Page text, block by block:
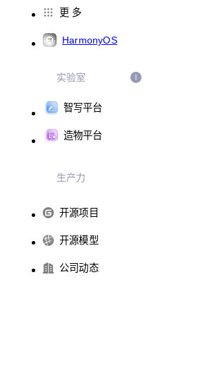
更 多
HarmonyOS
实验室
智写平台
造物平台
生产力
开源项目
开源模型
公司动态